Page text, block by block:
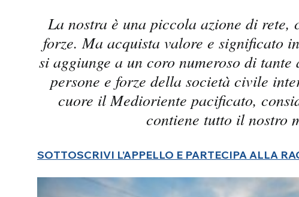
La nostra è una piccola azione di rete,
forze. Ma acquista valore e significato
si aggiunge a un coro numeroso di
persone e forze della società civile
cuore il Medioriente pacificato,
contiene tutto il nostro
SOTTOSCRIVI L’APPELLO E PARTECIPA ALLA